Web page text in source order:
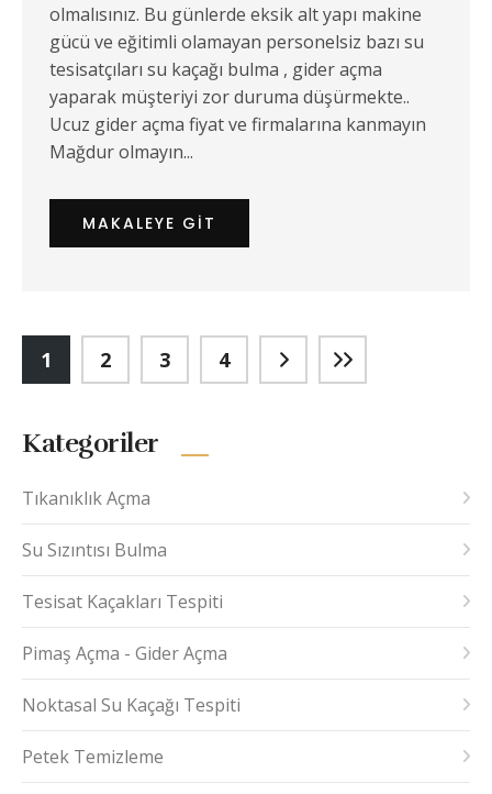
olmalısınız. Bu günlerde eksik alt yapı makine
gücü ve eğitimli olamayan personelsiz bazı su
tesisatçıları su kaçağı bulma , gider açma
yaparak müşteriyi zor duruma düşürmekte..
Ucuz gider açma fiyat ve firmalarına kanmayın
Mağdur olmayın...
MAKALEYE GIT
1 2 3 4
Kategoriler
Tıkanıklık Açma
Su Sızıntısı Bulma
Tesisat Kaçakları Tespiti
Pimaş Açma - Gider Açma
Noktasal Su Kaçağı Tespiti
Petek Temizleme